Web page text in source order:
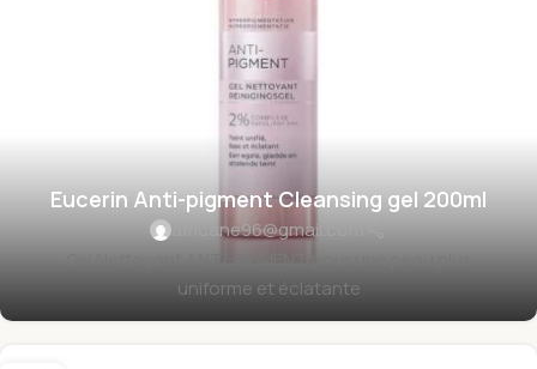
Eucerin Anti-pigment Cleansing gel 200ml
africane96@gmail.com
uniforme et éclatante